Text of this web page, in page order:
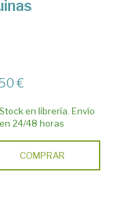
€
Stock en librería. Envío
en 24/48 horas
COMPRAR